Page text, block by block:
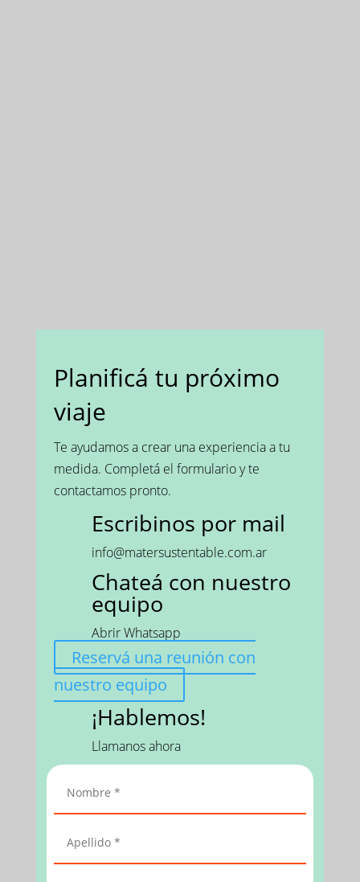
Planificá tu próximo
viaje
Te ayudamos a crear una experiencia a tu
medida. Completá el formulario y te
contactamos pronto.
Escribinos por mail
info@matersustentable.com.ar
Chateá con nuestro
equipo
Abrir Whatsapp
Reservá una reunión con
nuestro equipo
¡Hablemos!
Llamanos ahora